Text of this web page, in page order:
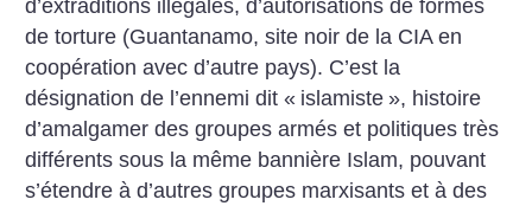
d’extraditions illégales, d’autorisations de formes
de torture (Guantanamo, site noir de la CIA en
coopération avec d’autre pays). C’est la
désignation de l’ennemi dit « islamiste », histoire
d’amalgamer des groupes armés et politiques très
différents sous la même bannière Islam, pouvant
s’étendre à d’autres groupes marxisants et à des